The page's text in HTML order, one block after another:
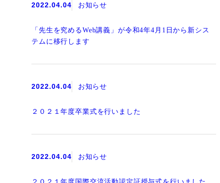
2022.04.04 お知らせ
「先生を究めるWeb講義」が令和4年4月1日から新シス
テムに移行します
2022.04.04 お知らせ
２０２１年度卒業式を行いました
2022.04.04 お知らせ